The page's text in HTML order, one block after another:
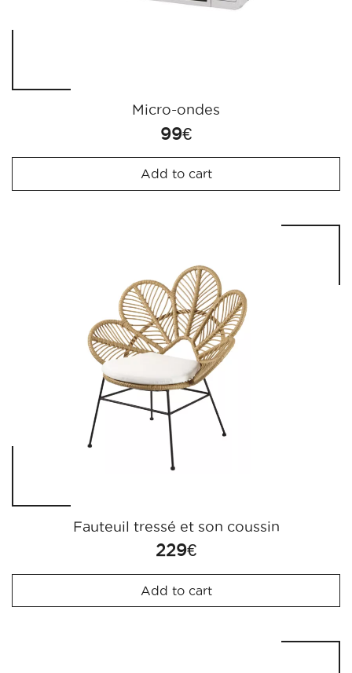
Micro-ondes
99€
Add to cart
Fauteuil tressé et son coussin
229€
Add to cart